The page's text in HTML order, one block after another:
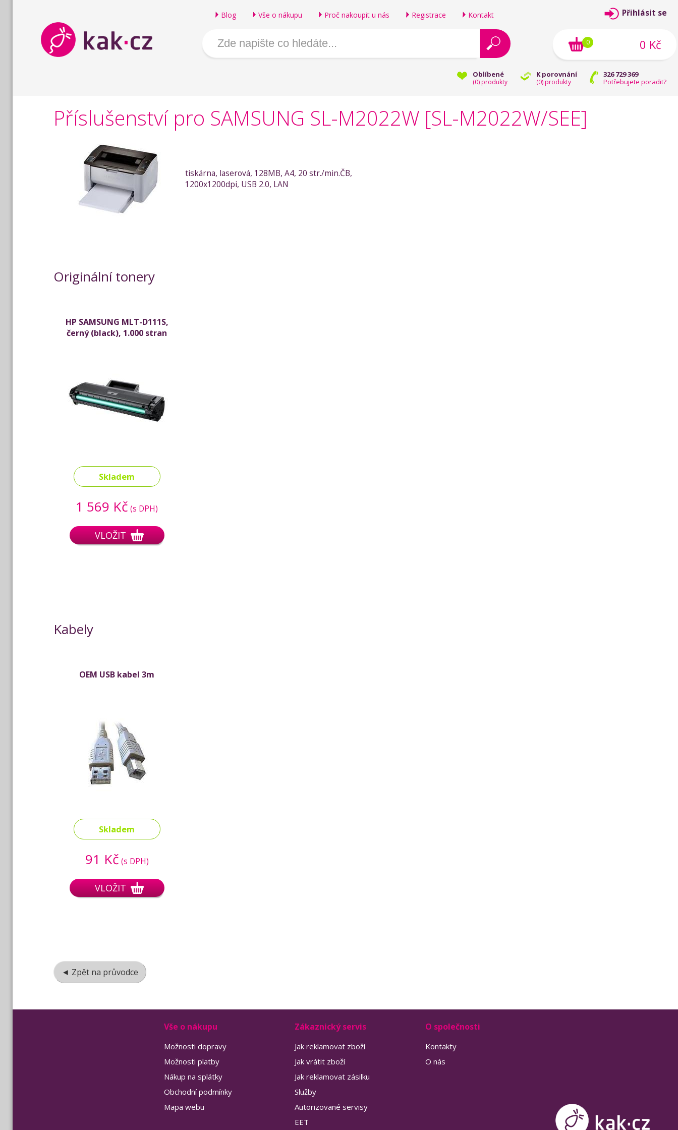
Blog Vše o nákupu Proč nakoupit u nás Registrace Kontakt
Oblíbené
(0) produkty
K porovnání
(0) produkty
326 729 369
Potřebujete poradit?
Přihlásit se
0 Kč
0
Příslušenství pro SAMSUNG SL-M2022W [SL-M2022W/SEE]
tiskárna, laserová, 128MB, A4, 20 str./min.ČB,
1200x1200dpi, USB 2.0, LAN
Originální tonery
HP SAMSUNG MLT-D111S,
černý (black), 1.000 stran
Skladem
1 569 Kč (s DPH)
VLOŽIT
Kabely
OEM USB kabel 3m
Skladem
91 Kč (s DPH)
VLOŽIT
◄ Zpět na průvodce
Vše o nákupu
Možnosti dopravy
Možnosti platby
Nákup na splátky
Obchodní podmínky
Mapa webu
Zákaznický servis
Jak reklamovat zboží
Jak vrátit zboží
Jak reklamovat zásilku
Služby
Autorizované servisy
EET
O společnosti
Kontakty
O nás